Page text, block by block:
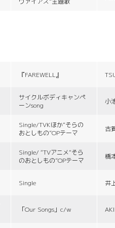
『FAREWELL』
サイクルボディキャンペ
ーンsong
小
Single/TVKほか“そらの
おとしもの”OPテーマ
古
Single/ “TVアニメ“そら
のおとしもの”OPテーマ
橋
Single 井
「Our Songs」c/w